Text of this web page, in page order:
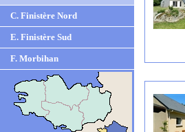
C. Finistère Nord
E. Finistère Sud
F. Morbihan